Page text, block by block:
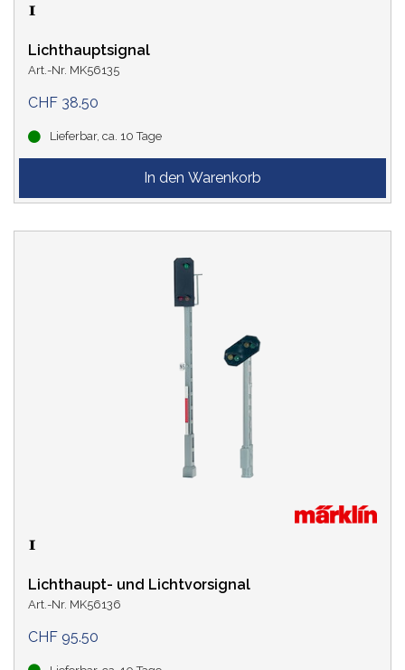
Lichthauptsignal
Art.-Nr. MK56135
CHF 38.50
Lieferbar, ca. 10 Tage
Lichthaupt- und Lichtvorsignal
Art.-Nr. MK56136
CHF 95.50